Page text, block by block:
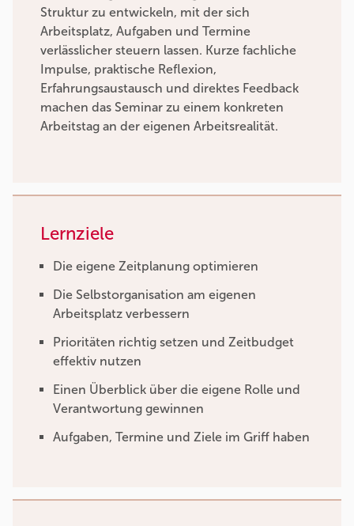
Struktur zu entwickeln, mit der sich
Arbeitsplatz, Aufgaben und Termine
verlässlicher steuern lassen. Kurze fachliche
Impulse, praktische Reflexion,
Erfahrungsaustausch und direktes Feedback
machen das Seminar zu einem konkreten
Arbeitstag an der eigenen Arbeitsrealität.
Lernziele
Die eigene Zeitplanung optimieren
Die Selbstorganisation am eigenen
Arbeitsplatz verbessern
Prioritäten richtig setzen und Zeitbudget
effektiv nutzen
Einen Überblick über die eigene Rolle und
Verantwortung gewinnen
Aufgaben, Termine und Ziele im Griff haben